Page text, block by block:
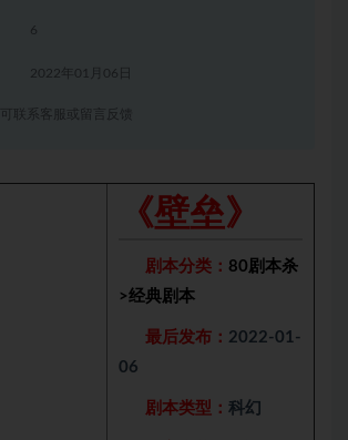
6
2022年01月06日
联系客服或留言反馈
《壁垒》
剧本分类： 80剧本杀
>经典剧本
最后发布： 2022-01-
06
剧本类型： 科幻